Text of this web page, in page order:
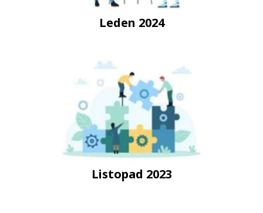
Leden 2024
Listopad 2023